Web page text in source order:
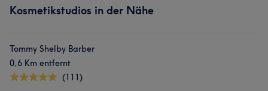
Kosmetikstudios in der Nähe
Tommy Shelby Barber
0,6 Km entfernt
(111)